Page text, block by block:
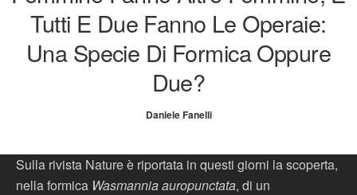
Tutti E Due Fanno Le Operaie:
Una Specie Di Formica Oppure
Due?
Daniele Fanelli
Sulla rivista Nature è riportata in questi giorni la scoperta,
nella formica Wasmannia auropunctata, di un